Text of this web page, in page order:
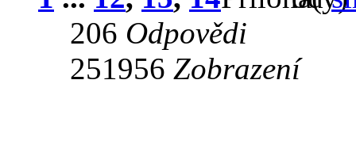
206 Odpovědi
251956 Zobrazení